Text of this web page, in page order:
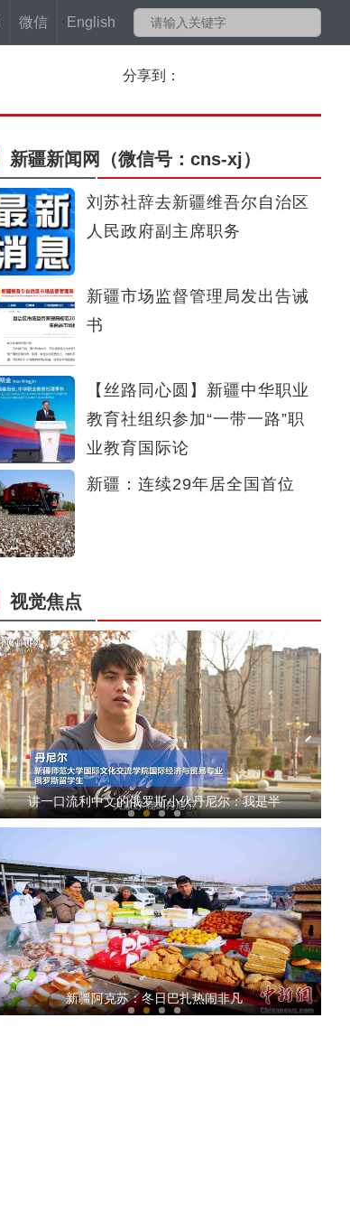
微信 English
分享到：
新疆新闻网 （微信号：cns-xj）
刘苏社辞去新疆维吾尔自治区
人民政府副主席职务
新疆市场监督管理局发出告诫
书
【丝路同心圆】新疆中华职业
教育社组织参加“一带一路”职
业教育国际论
新疆：连续29年居全国首位
视觉焦点
新疆南部传统民俗体育竞技助力冬季旅游发展
在中国留学的非洲女孩娜塔莎：家人通过我了
讲一口流利中文的俄罗斯小伙丹尼尔：我是半
新疆：管护员化身“保姆”科学投喂越冬候鸟
新疆阿克苏：冬日巴扎热闹非凡